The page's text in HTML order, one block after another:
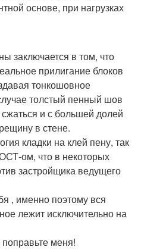
основе, при нагрузках
заключается в том, что
прилигание блоков
тонкошовное
толстый пенный шов
и с большей долей
в стене.
кладки на клей пену, так
ом, что в некоторых
застройщика ведущего
, именно поэтому вся
лежит исключительно на
меня!